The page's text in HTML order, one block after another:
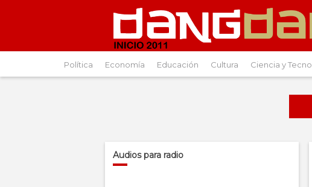
Política Economía Educación Cultura Ciencia y Tecno
Audios para radio